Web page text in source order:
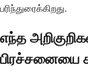
பரிந்துரைக்கிறது.
எந்த
பிரச்சனையை